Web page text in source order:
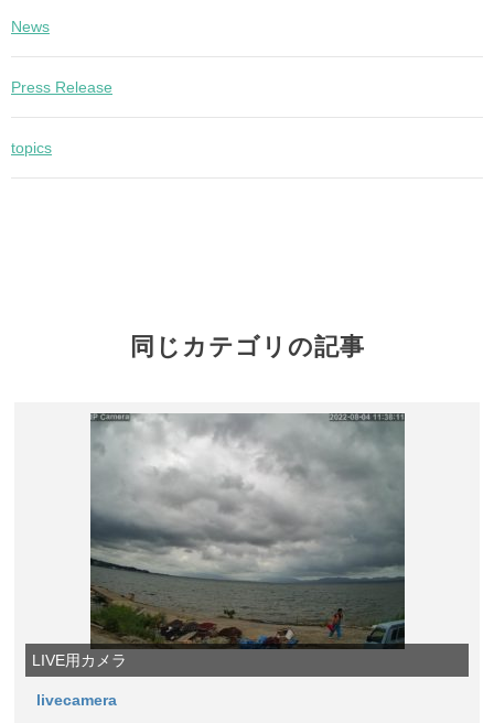
News
Press Release
topics
同じカテゴリの記事
LIVE用カメラ
livecamera